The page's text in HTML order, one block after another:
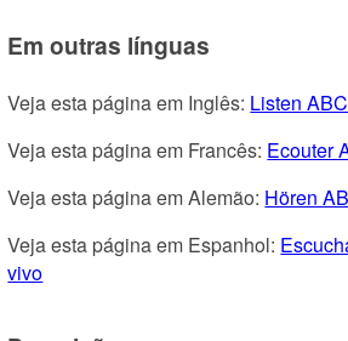
Em outras línguas
Veja esta página em Inglês: Listen
Veja esta página em Francês: Ecouter
Veja esta página em Alemão: Hören
Veja esta página em Espanhol:
vivo